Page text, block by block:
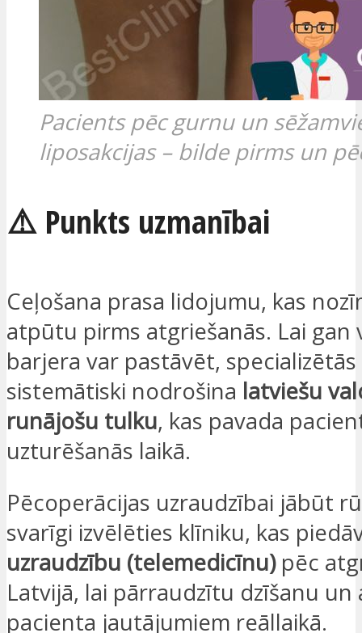
Pacients pēc gurnu un
liposakcijas – bilde pirms un
⚠️ Punkts uzmanībai
Ceļošana prasa lidojumu, kas
atpūtu pirms atgriešanās. Lai gan
barjera var pastāvēt,
sistemātiski nodrošina latviešu
runājošu tulku, kas pavada
uzturēšanās laikā.
Pēcoperācijas uzraudzībai jābūt
svarīgi izvēlēties klīniku, kas
uzraudzību (telemedicīnu)pēc
Latvijā, lai pārraudzītu dzīšanu
pacienta jautājumiem reāllaikā.